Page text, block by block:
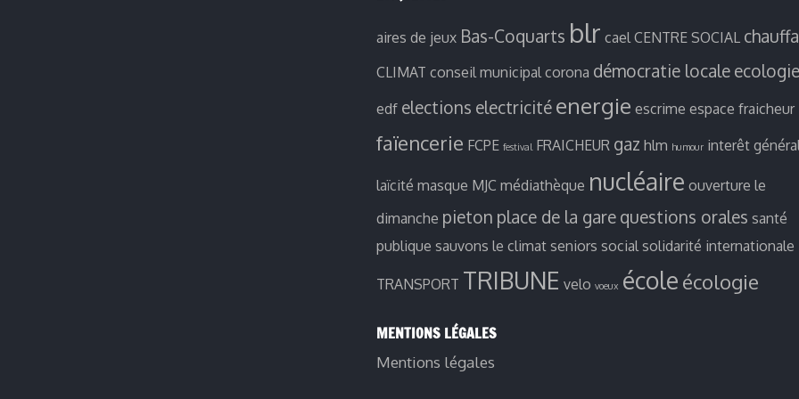
aires de jeux Bas-Coquarts blr cael CENTRE SOCIAL
CLIMAT conseil municipal corona démocratie locale ecologie
edf elections electricité energie escrime espace fraicheur
faïencerie FCPE festival FRAICHEUR gaz hlm humour interêt
laïcité masque MJC médiathèque nucléaire ouverture le
dimanche pieton place de la gare questions orales santé
publique sauvons le climat seniors social solidarité internationale
TRANSPORT TRIBUNE velo voeux école écologie
MENTIONS LÉGALES
Mentions légales